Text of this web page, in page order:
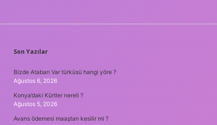
SIDEBAR
Son Yazılar
Bizde Atabarı Var türküsü hangi yöre ?
Ağustos 6, 2026
Konya’daki Kürtler nereli ?
Ağustos 5, 2026
Avans ödemesi maaştan kesilir mi ?